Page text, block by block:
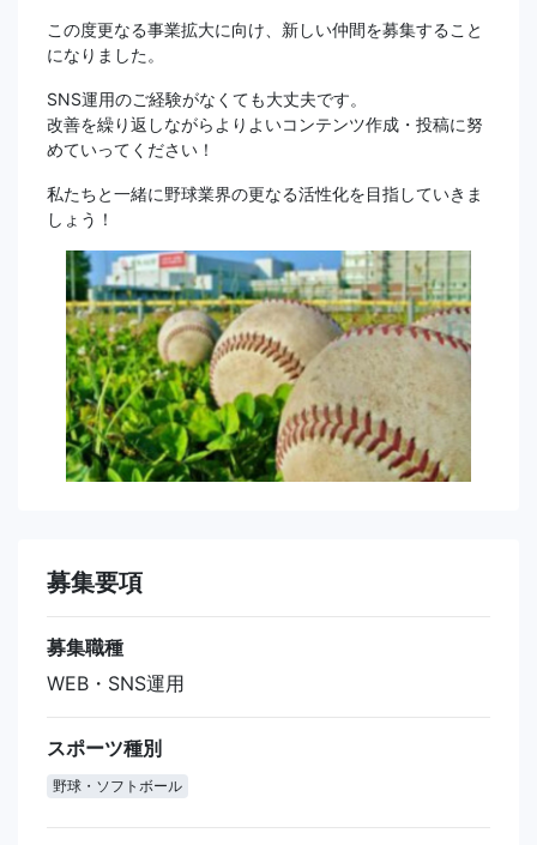
この度更なる事業拡大に向け、新しい仲間を募集すること
になりました。
SNS運用のご経験がなくても大丈夫です。
改善を繰り返しながらよりよいコンテンツ作成・投稿に努
めていってください！
私たちと一緒に野球業界の更なる活性化を目指していきま
しょう！
募集要項
募集職種
WEB・SNS運用
スポーツ種別
野球・ソフトボール